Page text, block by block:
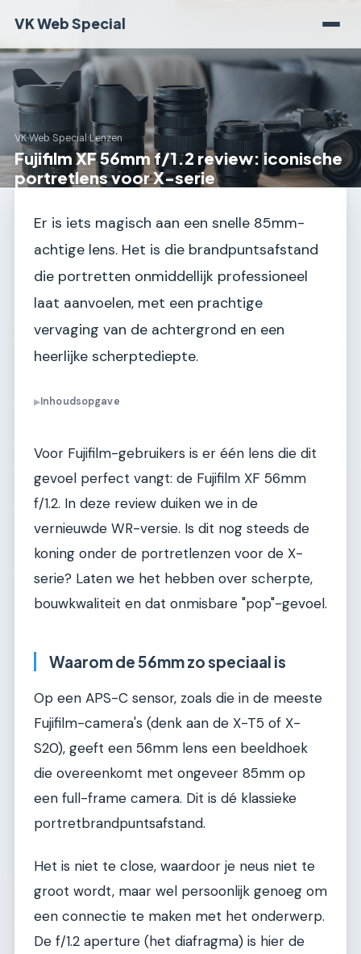
VK Web Special
VK Web Special›Lenzen
Fujifilm XF 56mm f/1.2 review: iconische
portretlens voor X-serie
Er is iets magisch aan een snelle 85mm-
achtige lens. Het is die brandpuntsafstand
die portretten onmiddellijk professioneel
laat aanvoelen, met een prachtige
vervaging van de achtergrond en een
heerlijke scherptediepte.
▶Inhoudsopgave
Voor Fujifilm-gebruikers is er één lens die dit
gevoel perfect vangt: de Fujifilm XF 56mm
f/1.2. In deze review duiken we in de
vernieuwde WR-versie. Is dit nog steeds de
koning onder de portretlenzen voor de X-
serie? Laten we het hebben over scherpte,
bouwkwaliteit en dat onmisbare "pop"-gevoel.
Waarom de 56mm zo speciaal is
Op een APS-C sensor, zoals die in de meeste
Fujifilm-camera's (denk aan de X-T5 of X-
S20), geeft een 56mm lens een beeldhoek
die overeenkomt met ongeveer 85mm op
een full-frame camera. Dit is dé klassieke
portretbrandpuntsafstand.
Het is niet te close, waardoor je neus niet te
groot wordt, maar wel persoonlijk genoeg om
een connectie te maken met het onderwerp.
De f/1.2 aperture (het diafragma) is hier de